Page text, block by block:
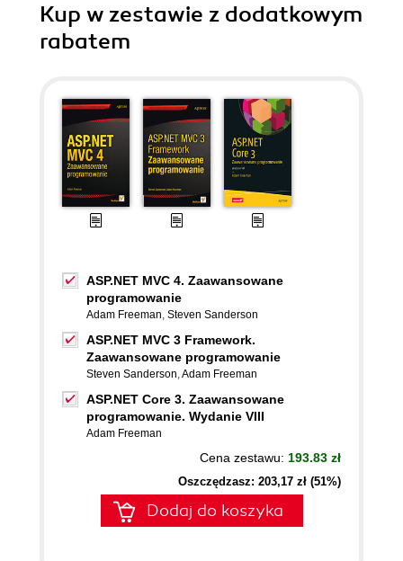
Kup w zestawie z dodatkowym
rabatem
ASP.NET MVC 4. Zaawansowane
programowanie
Adam Freeman, Steven Sanderson
ASP.NET MVC 3 Framework.
Zaawansowane programowanie
Steven Sanderson,Adam Freeman
ASP.NET Core 3. Zaawansowane
programowanie. Wydanie VIII
Adam Freeman
Cena zestawu: 193.83 zł
Oszczędzasz: 203,17 zł (51%)
Dodaj do koszyka